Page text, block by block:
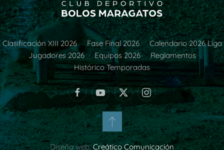
Clasificación XIII 2026 Fase Final 2026
Calendario 2026 Liga
Jugadores 2026
Equipos 2026
Reglamentos
Histórico Temporadas
Diseño web: Creático Comunicación